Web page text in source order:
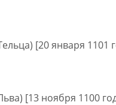
[20 января 1101
[13 ноября 1100